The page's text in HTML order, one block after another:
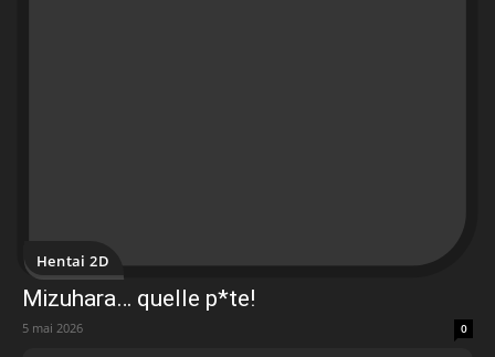
Hentai 2D
Mizuhara… quelle p*te!
5 mai 2026 0